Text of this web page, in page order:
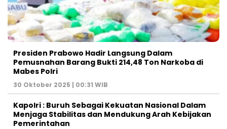
Presiden Prabowo Hadir Langsung Dalam
Pemusnahan Barang Bukti 214,48 Ton Narkoba di
Mabes Polri
30 Oktober 2025 | 00:31 WIB
Kapolri : Buruh Sebagai Kekuatan Nasional Dalam
Menjaga Stabilitas dan Mendukung Arah Kebijakan
Pemerintahan